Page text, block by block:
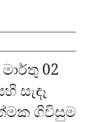
මාර්තු 02
සැඳෑ
ගිවිසුම